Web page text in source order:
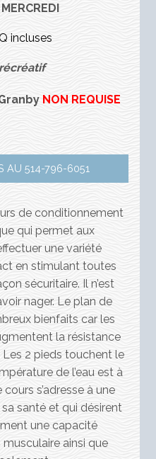
incluses
NON REQUISE
AU 514-796-6051
de conditionnement
qui permet aux
une variété
en stimulant toutes
sécuritaire. Il n’est
nager. Le plan de
bienfaits car les
la résistance
2 pieds touchent le
de l’eau est à
s’adresse à une
santé et qui désirent
une capacité
ainsi que